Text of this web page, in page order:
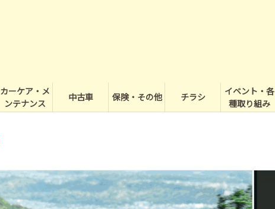
カーケア・メ
ンテナンス
中古車 保険・その他 チラシ
イベント・各
種取り組み